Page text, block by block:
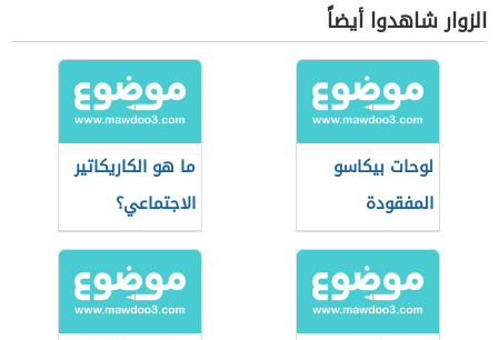
الزوار شاهدوا أيضاً
لوحات بيكاسو
المفقودة
ما هو الكاريكاتير
الاجتماعي؟